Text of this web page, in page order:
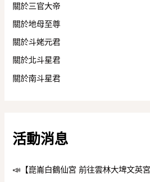
關於三官大帝
關於地母至尊
關於斗姥元君
關於北斗星君
關於南斗星君
活動消息
📣【崑崙白鶴仙宮 前往雲林大埤文英